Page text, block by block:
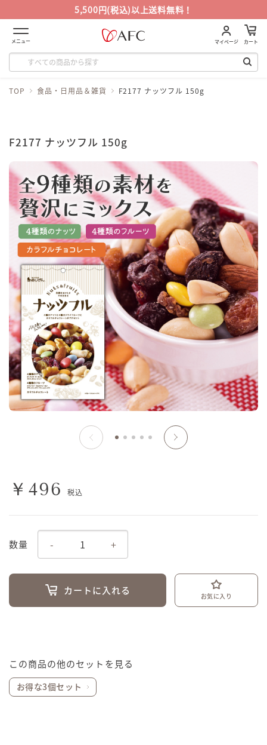
5,500円(税込)以上送料無料！
メニュー マイページ カート
TOP 食品・日用品＆雑貨 F2177 ナッツフル 150g
F2177 ナッツフル 150g
￥496 税込
数量 - +
カートに入れる お気に入り
この商品の他のセットを見る
お得な3個セット